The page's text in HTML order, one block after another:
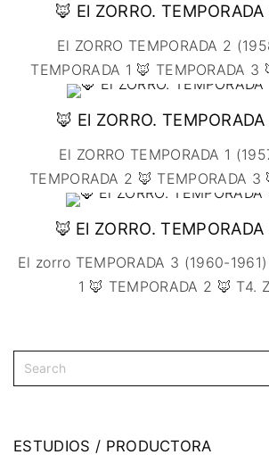
🔴COMEDIA
🔴DRAMA
🔴ÉPICO / MITOLÓGICO
🔴EXPERIMENTOS
🔴FANTÁSTICO
🔴TERROR
🔴WESTERN / CHAMBARA
👨‍🎨 IMAGEN &
VIDEO
🖥️ SERVICIOS DE
COMPUTACIÓN
🌐 DISEÑO WEB
📧 CONTACTO
🦊 El ZORRO.
El ZORRO TEMPORADA 2
TEMPORADA 1 🦊 TEMPORADA 3
🦊 El ZORRO.
El ZORRO TEMPORADA 1
TEMPORADA 2 🦊 TEMPORADA 3
🦊 El ZORRO.
El zorro TEMPORADA 3 (1960-
1 🦊 TEMPORADA 2 🦊 T4.
ESTUDIOS / PRODUCTORA